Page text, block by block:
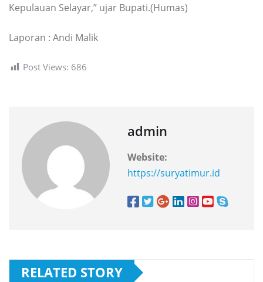
Kepulauan Selayar,” ujar Bupati.(Humas)
Laporan : Andi Malik
Post Views: 686
admin
Website:
https://suryatimur.id
RELATED STORY